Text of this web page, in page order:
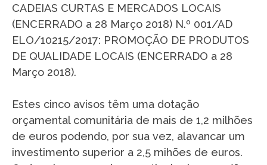
CADEIAS CURTAS E MERCADOS LOCAIS
(ENCERRADO a 28 Março 2018) N.º 001/AD
ELO/10215/2017: PROMOÇÃO DE PRODUTOS
DE QUALIDADE LOCAIS (ENCERRADO a 28
Março 2018).
Estes cinco avisos têm uma dotação
orçamental comunitária de mais de 1,2 milhões
de euros podendo, por sua vez, alavancar um
investimento superior a 2,5 mihões de euros.